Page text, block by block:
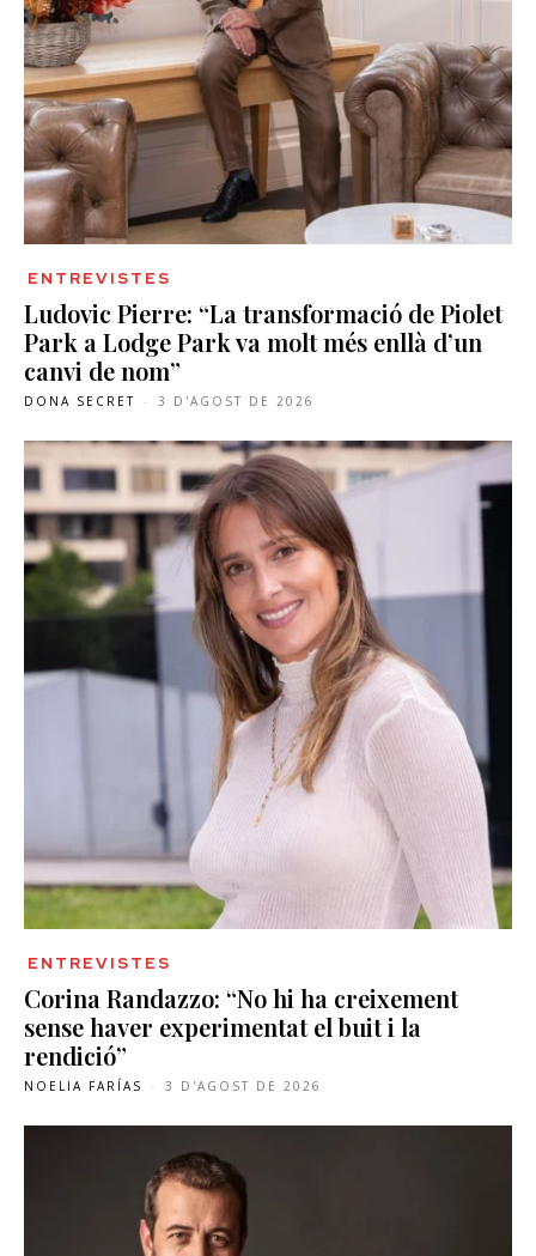
ENTREVISTES
Ludovic Pierre: “La transformació de Piolet
Park a Lodge Park va molt més enllà d’un
canvi de nom”
DONA SECRET - 3 D'AGOST DE 2026
ENTREVISTES
Corina Randazzo: “No hi ha creixement
sense haver experimentat el buit i la
rendició”
NOELIA FARÍAS - 3 D'AGOST DE 2026